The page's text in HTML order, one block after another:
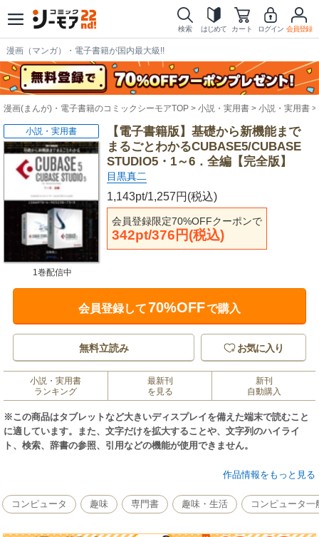
検索 はじめて カート ログイン 会員登録
漫画（マンガ）・電子書籍が国内最大級!!
漫画(まんが)・電子書籍のコミックシーモアTOP 小説・実用書 小説・実用書
【電子書籍版】基礎から新機能まで
まるごとわかるCUBASE5/CUBASE
STUDIO5・1～6．全編【完全版】
目黒真二
1,143pt/1,257円(税込)
会員登録限定70%OFFクーポンで
342pt/376円(税込)
小説・実用書
1巻配信中
会員登録して70%OFFで購入
無料立読み お気に入り
小説・実用書
ランキング
最新刊
を見る
新刊
自動購入
※この商品はタブレットなど大きいディスプレイを備えた端末で読むこと
に適しています。また、文字だけを拡大することや、文字列のハイライ
ト、検索、辞書の参照、引用などの機能が使用できません。
DAWソフトの代表格、Cubase5/Cubase Studio5の使い方を解説。バージョ
に付属しているバージョンのユーザーも対象。Cubase AI/LEを使いこなせ
なかった人、またCubase AI/LEでは物足らなくなってきた人にもぜひ活用
作品情報をもっと見る
コンピュータ 趣味 専門書 趣味・生活 コンピュータ一